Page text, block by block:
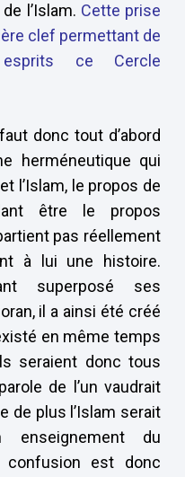
l’Islam. Cette prise
clef permettant de
ce Cercle
donc tout d’abord
herméneutique qui
l’Islam, le propos de
être le propos
pas réellement
à lui une histoire.
superposé ses
il a ainsi été créé
en même temps
seraient donc tous
de l’un vaudrait
de plus l’Islam serait
enseignement du
confusion est donc